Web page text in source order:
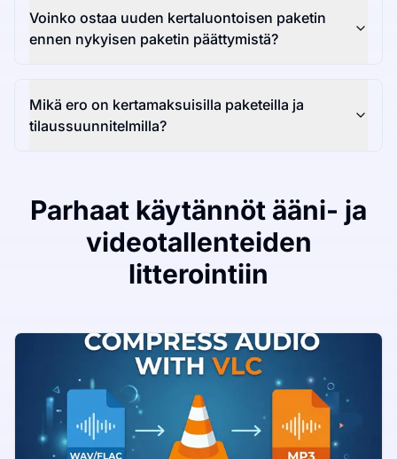
Voinko ostaa uuden kertaluontoisen paketin
ennen nykyisen paketin päättymistä?
Mikä ero on kertamaksuisilla paketeilla ja
tilaussuunnitelmilla?
Parhaat käytännöt ääni- ja
videotallenteiden
litterointiin